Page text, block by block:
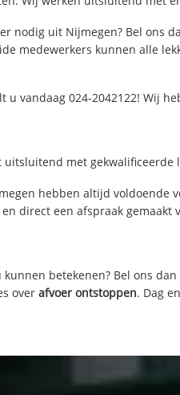
nodig uit Nijmegen? Bel ons
medewerkers kunnen alle
u vandaag 024-2042122! Wij
met
hebben altijd voldoende
direct een afspraak gemaakt
betekenen? Bel ons
overafvoer ontstoppen. Dag